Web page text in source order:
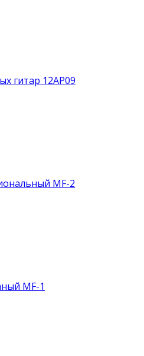
гитар 12AP09
MF-2
MF-1